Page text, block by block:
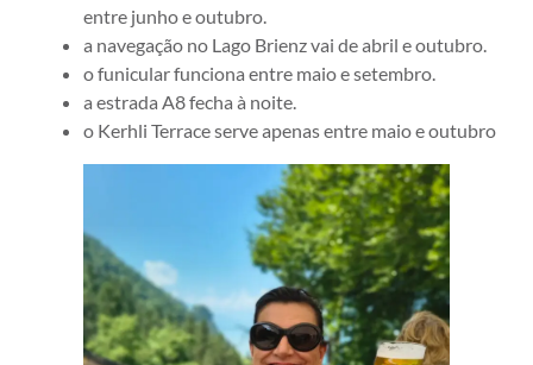
entre junho e outubro.
a navegação no Lago Brienz vai de abril e outubro.
o funicular funciona entre maio e setembro.
a estrada A8 fecha à noite.
o Kerhli Terrace serve apenas entre maio e outubro